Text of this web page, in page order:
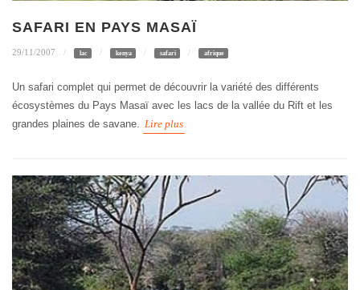
SAFARI EN PAYS MASAÏ
29/11/2007 lac kenya safari afrique
Un safari complet qui permet de découvrir la variété des différents
écosystèmes du Pays Masaï avec les lacs de la vallée du Rift et les
grandes plaines de savane.
Lire plus